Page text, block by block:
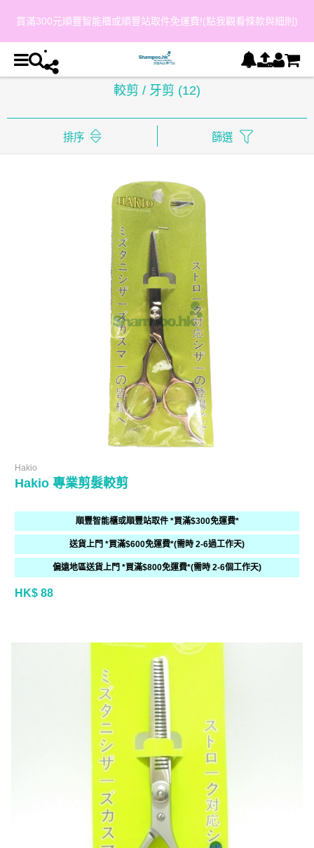
細則) 會員購物每 HKD$800 可獲得 HKD$40 購物金(點我觀看條
較剪 / 牙剪 (12)
排序 篩選
Hakio
Hakio 專業剪髮較剪
順豐智能櫃或順豐站取件 *買滿$300免運費*
送貨上門 *買滿$600免運費*(需時 2-6過工作天)
偏遠地區送貨上門 *買滿$800免運費*(需時 2-6個工作天)
HK$ 88